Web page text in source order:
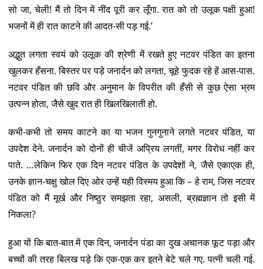
सो जा, चेली! मैं तो दिन में नींद पूरी कर लूँगा. रात को तो उलूक पक्षी हुआ!
भजनों में ही रात काटने की आदत-सी पड़ गई.’
अद्भुत लगता स्वयं को उलूक की श्रेणी में रखते हुए नटवर पंडित का इतना
खुलकर हँसना. बिस्तर पर पड़े जनार्दन को लगता, चूहे फुदक रहे हें आस-पास.
नटवर पंडित की छवि और अनुमान के विपरीत की हँसी से कुछ ऐसा भ्रम
उत्पन्न होता, जैसे खुद रात ही खिलखिलाती हो.
कभी-कभी तो समय काटने का या भजन गुनगुनाने लगते नटवर पंडित, या
उपदेश देने. जनार्दन को दोनों ही चीजें अप्रिय लगतीं, मगर विरोध नहीं कर
पाते. …लेकिन फिर एक दिन नटवर पंडित के उपदेशों ने, जैसे एकाएक ही,
उनके ज्ञान-चक्षु खोल दिए ओर उन्हें यही विस्मय हुआ कि – हे राम, जिस नटवर
पंडित को मैं मूर्ख और निष्ठुर समझता रहा, असली, ब्रह्मज्ञान तो इसी में
निकला?
हुआ यों कि बात-बात में एक दिन, जनार्दन पंडा का दुख अचानक फूट पड़ा और
बच्चों की तरह बिलख पड़े कि एक-एक कर इतने बेटे चले गए. पत्नी चली गई.